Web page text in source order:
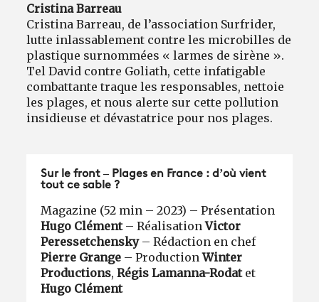
Cristina Barreau
Cristina Barreau, de l’association Surfrider,
lutte inlassablement contre les microbilles de
plastique surnommées « larmes de sirène ».
Tel David contre Goliath, cette infatigable
combattante traque les responsables, nettoie
les plages, et nous alerte sur cette pollution
insidieuse et dévastatrice pour nos plages.
Sur le front – Plages en France : d’où vient
tout ce sable ?
Magazine (52 min – 2023) – Présentation
Hugo Clément– RéalisationVictor
Peressetchensky– Rédaction en chef
Pierre Grange – ProductionWinter
Productions,Régis Lamanna-Rodat et
Hugo Clément